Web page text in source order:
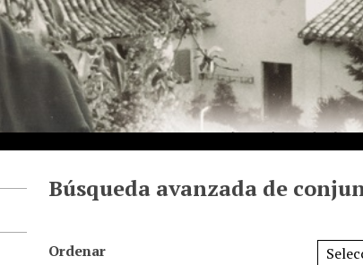
Búsqueda avanzada de
Ordenar